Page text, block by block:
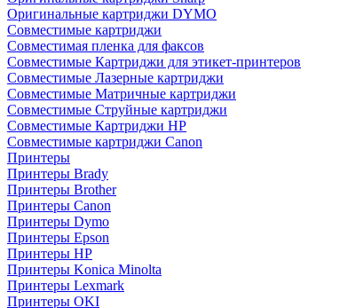
Оригинальные картриджи DYMO
Совместимые картриджи
Совместимая пленка для факсов
Совместимые Картриджи для этикет-принтеров
Совместимые Лазерные картриджи
Совместимые Матричные картриджи
Совместимые Струйные картриджи
Совместимые Картриджи HP
Совместимые картриджи Canon
Принтеры
Принтеры Brady
Принтеры Brother
Принтеры Canon
Принтеры Dymo
Принтеры Epson
Принтеры HP
Принтеры Konica Minolta
Принтеры Lexmark
Принтеры OKI